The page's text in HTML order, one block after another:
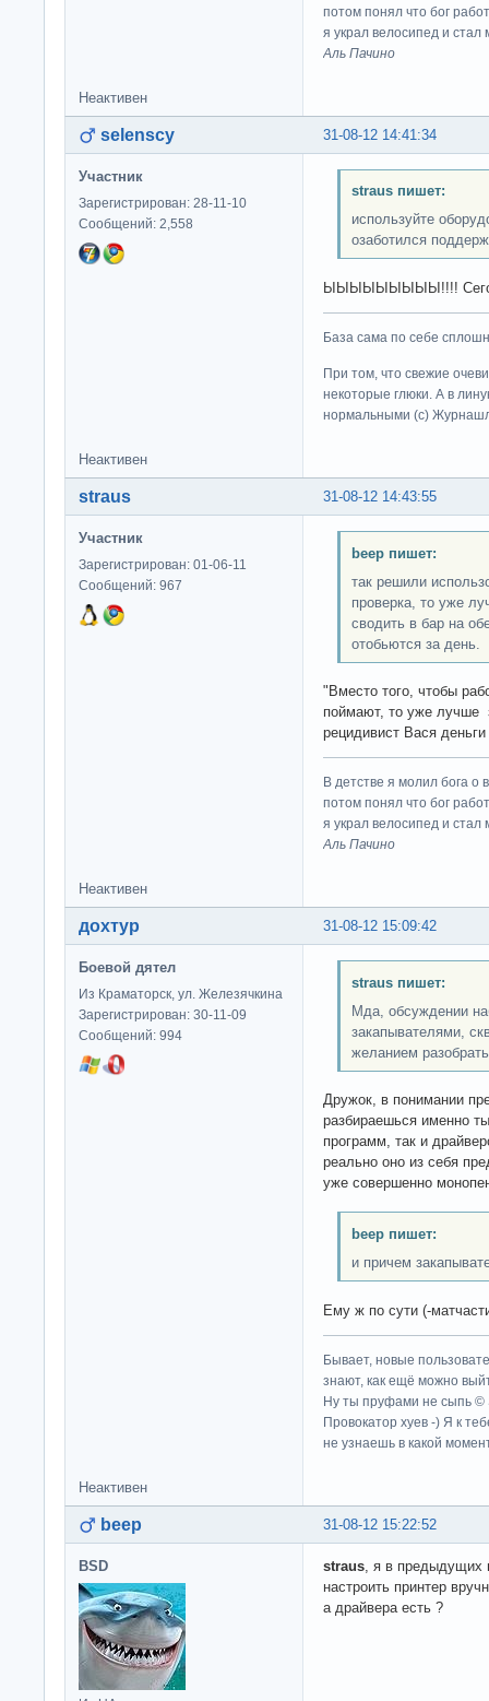
потом понял что бог
я украл велосипед и стал
Аль Пачино
Неактивен
31-08-12 14:41:34
selenscy
Участник
Зарегистрирован: 28-11-10
Сообщений: 2,558
straus пишет:
используйте
озаботился
ЫЫЫЫЫЫЫЫЫ!!!!
База сама по себе
При том, что свежие
некоторые глюки. А в
нормальными (c)
Неактивен
31-08-12 14:43:55
straus
Участник
Зарегистрирован: 01-06-11
Сообщений: 967
beep пишет:
так решили
проверка, то уже
сводить в бар на
отобьются за день.
"Вместо того, чтобы
поймают, то уже лучше
рецидивист Вася
В детстве я молил бога о
потом понял что бог
я украл велосипед и стал
Аль Пачино
Неактивен
31-08-12 15:09:42
дохтур
Боевой дятел
Из Краматорск, ул. Железячкина
Зарегистрирован: 30-11-09
Сообщений: 994
straus пишет:
Мда, обсуждении
закапывателями,
желанием
Дружок, в понимании
разбираешься именно
программ, так и
реально оно из себя
уже совершенно
beep пишет:
и причем
Ему ж по сути (-
Бывает, новые
знают, как ещё можно
Ну ты пруфами не сыпь ©
Провокатор хуев -) Я к
не узнаешь в какой
Неактивен
31-08-12 15:22:52
beep
BSD straus , я в предыдущих
настроить принтер
а драйвера есть ?